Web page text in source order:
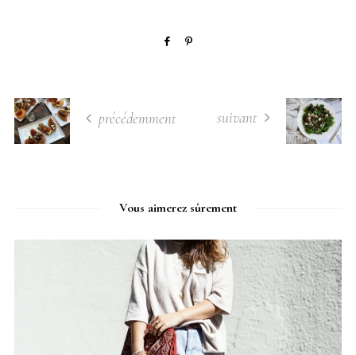
précédemment suivant
Vous aimerez sûrement